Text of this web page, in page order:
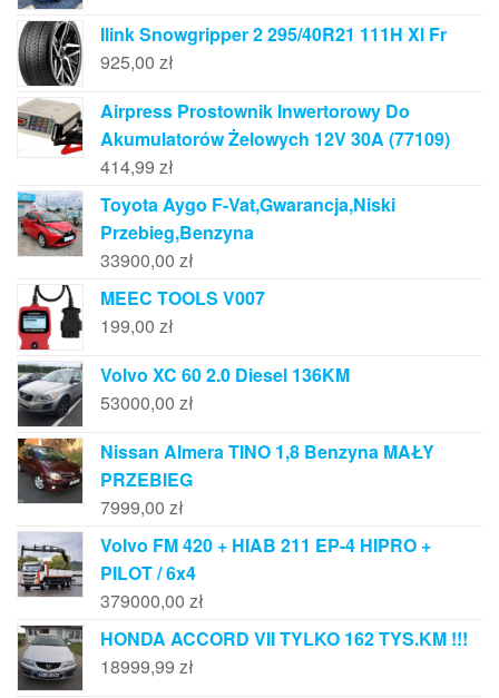
Ilink Snowgripper 2 295/40R21 111H Xl Fr
925,00 zł
Airpress Prostownik Inwertorowy Do
Akumulatorów Żelowych 12V 30A (77109)
414,99 zł
Toyota Aygo F-Vat,Gwarancja,Niski
Przebieg,Benzyna
33900,00 zł
MEEC TOOLS V007
199,00 zł
Volvo XC 60 2.0 Diesel 136KM
53000,00 zł
Nissan Almera TINO 1,8 Benzyna MAŁY
PRZEBIEG
7999,00 zł
Volvo FM 420 + HIAB 211 EP-4 HIPRO +
PILOT / 6x4
379000,00 zł
HONDA ACCORD VII TYLKO 162 TYS.KM !!!
18999,99 zł